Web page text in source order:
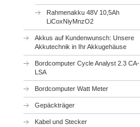
Rahmenakku 48V 10,5Ah
LiCoxNiyMnzO2
Akkus auf Kundenwunsch: Unsere
Akkutechnik in Ihr Akkugehäuse
Bordcomputer Cycle Analyst 2.3 CA-
LSA
Bordcomputer Watt Meter
Gepäckträger
Kabel und Stecker